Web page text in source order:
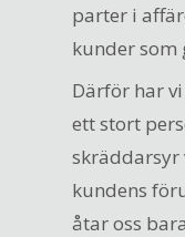
parter i
kunder som
Därför har
ett stort
kundens
åtar oss